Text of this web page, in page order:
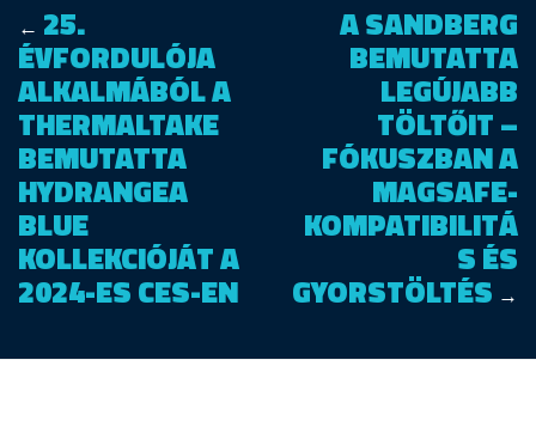
← 25.
ÉVFORDULÓJA
ALKALMÁBÓL A
THERMALTAKE
BEMUTATTA
HYDRANGEA
BLUE
KOLLEKCIÓJÁT A
2024-ES CES-EN
A SANDBERG
BEMUTATTA
LEGÚJABB
TÖLTŐIT –
FÓKUSZBAN A
MAGSAFE-
KOMPATIBILITÁ
S ÉS
GYORSTÖLTÉS →